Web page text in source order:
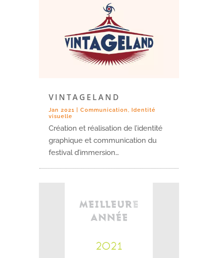
VINTAGELAND
Jan 2021 Communication,
Identité
visuelle
Création et réalisation de l’identité
graphique et communication du
festival d’immersion…